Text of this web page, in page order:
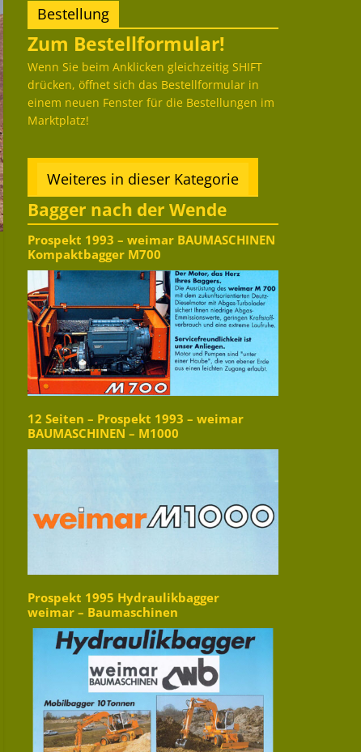
Bestellung
Zum Bestellformular!
Wenn Sie beim Anklicken gleichzeitig SHIFT
drücken, öffnet sich das Bestellformular in
einem neuen Fenster für die Bestellungen im
Marktplatz!
Weiteres in dieser Kategorie
Bagger nach der Wende
Prospekt 1993 – weimar BAUMASCHINEN
Kompaktbagger M700
12 Seiten – Prospekt 1993 – weimar
BAUMASCHINEN – M1000
Prospekt 1995 Hydraulikbagger
weimar – Baumaschinen